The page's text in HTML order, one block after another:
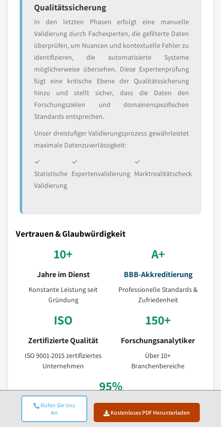
Rufen Sie Uns
An
Kostenloses PDF Herunterladen
Qualitätssicherung
In den letzten Phasen erfolgt eine manuelle
Validierung durch Fachexperten, die gefilterte Daten
überprüfen, um Nuancen und kontextuelle Fehler zu
identifizieren, die automatisierte Systeme
möglicherweise übersehen. Diese Expertenprüfung
fügt eine kritische Ebene der Qualitätssicherung
hinzu und stellt sicher, dass die Daten den
Forschungszielen und domainenspezifischen
Standards entsprechen.
Unser dreistufiger Validierungsprozess gewährleistet
maximale Datenzuverlässigkeit:
✓
Statistische
Validierung
✓
Expertenvalidierung
✓
Marktrealitätscheck
Vertrauen & Glaubwürdigkeit
10+
Jahre im Dienst
Konstante Leistung seit
Gründung
A+
BBB-Akkreditierung
Professionelle Standards &
Zufriedenheit
ISO
Zertifizierte Qualität
ISO 9001-2015 zertifiziertes
Unternehmen
150+
Forschungsanalytiker
Über 10+
Branchenbereiche
95%
Kundenbindung
5-Jahres-Beziehungswert